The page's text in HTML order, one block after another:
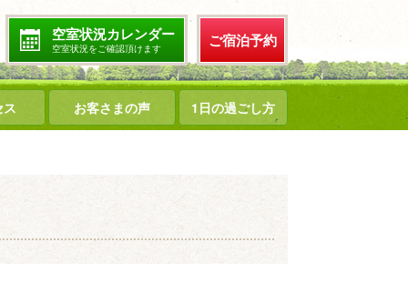
空室状況カレンダー
空室状況をご確認頂けます ご宿泊予約
ス お客さまの声 1日の過ごし方